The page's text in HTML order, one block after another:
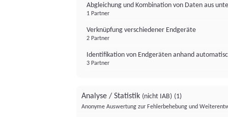
Abgleichung und Kombination von Daten aus
1 Partner
Verknüpfung verschiedener Endgeräte
2 Partner
Identifikation von Endgeräten anhand
3 Partner
Analyse / Statistik (nicht IAB) (1)
Anonyme Auswertung zur Fehlerbehebung und